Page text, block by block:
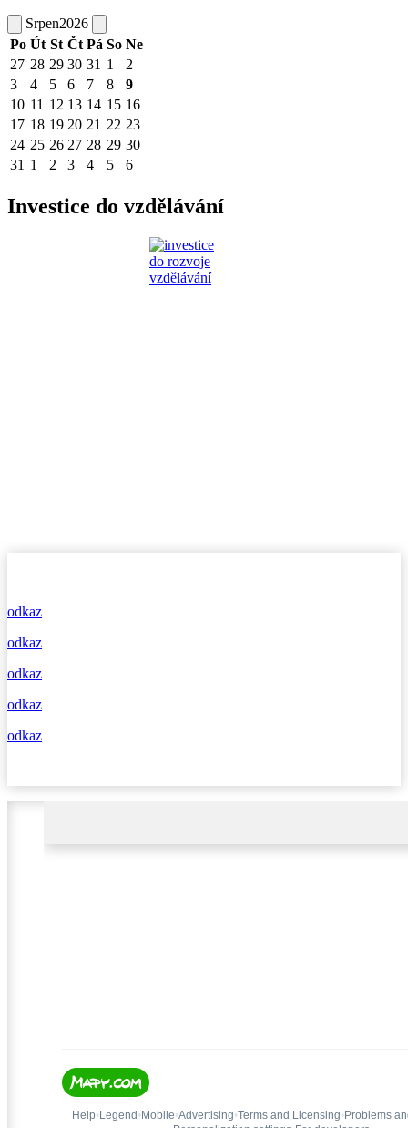
Srpen2026
Po Út St Čt Pá So Ne
27 28 29 30 31 1
2
3
4 5 6 7 8
9
10 11 12 13 14 15 16
17 18 19 20 21 22 23
24 25 26 27 28 29 30
31 1 2 3 4 5 6
Investice do vzdělávání
odkaz
odkaz
odkaz
odkaz
odkaz